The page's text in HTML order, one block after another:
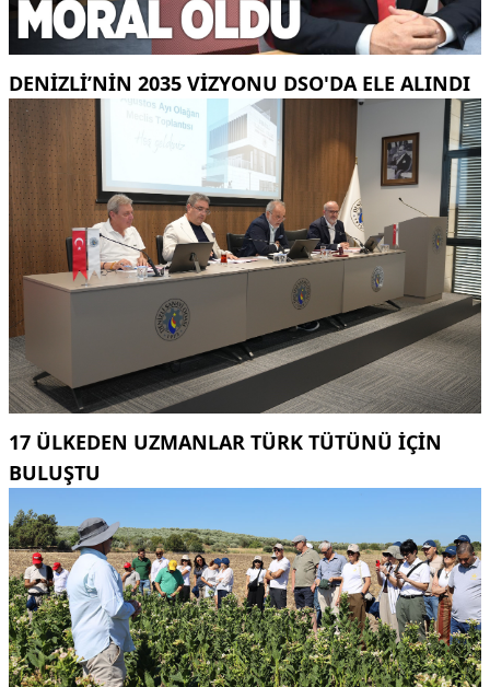
DENIZLI’NIN 2035 VIZYONU DSO'DA ELE ALINDI
17 ÜLKEDEN UZMANLAR TÜRK TÜTÜNÜ IÇIN
BULUŞTU